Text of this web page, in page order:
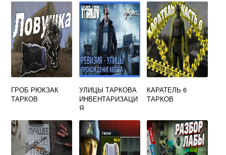
ГРОБ РЮКЗАК
ТАРКОВ
УЛИЦЫ ТАРКОВА
ИНВЕНТАРИЗАЦИ
Я
КАРАТЕЛЬ 6
ТАРКОВ